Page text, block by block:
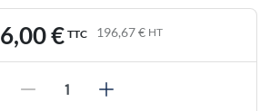
€ TTC 196,67 € HT
- +